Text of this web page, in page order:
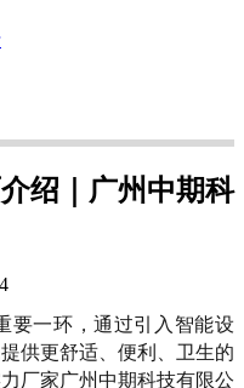
绍｜广州中期科
要一环，通过引入智能设
供更舒适、便利、卫生的
厂家广州中期科技有限公